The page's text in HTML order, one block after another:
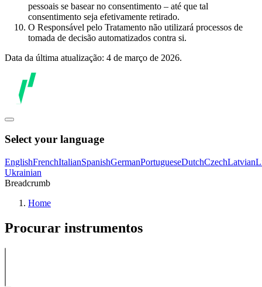
pessoais se basear no consentimento – até que tal
consentimento seja efetivamente retirado.
O Responsável pelo Tratamento não utilizará processos de
tomada de decisão automatizados contra si.
Data da última atualização: 4 de março de 2026.
Select your language
EnglishFrenchItalianSpanishGermanPortugueseDutchCzechLatvian
Ukrainian
Breadcrumb
Home
Procurar instrumentos